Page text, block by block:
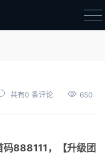
共有0 条评论
650
码888111，【升级团